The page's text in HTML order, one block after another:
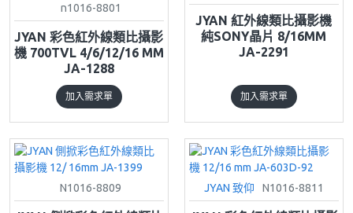
n1016-8801
JYAN 彩色紅外線類比攝影
機 700TVL 4/6/12/16 MM
JA-1288
加入需求單
JYAN 紅外線類比攝影機
純SONY晶片 8/16MM
JA-2291
加入需求單
N1016-8809 JYAN 致仰 N1016-8811